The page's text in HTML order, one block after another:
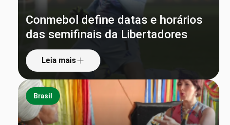
Conmebol define datas e horários
das semifinais da Libertadores
Leia mais
Brasil